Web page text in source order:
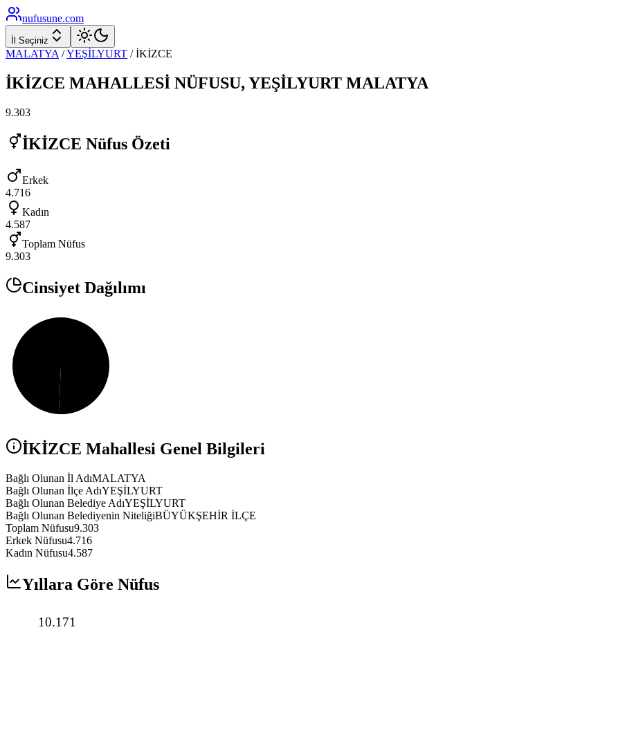
nufusune.com
İl Seçiniz
MALATYA /YEŞİLYURT /İKİZCE
İKİZCE MAHALLESİ NÜFUSU, YEŞİLYURT MALATYA
9.303
İKİZCE Nüfus Özeti
Erkek
4.716
Kadın
4.587
Toplam Nüfus
9.303
Cinsiyet Dağılımı
İKİZCE Mahallesi Genel Bilgileri
Bağlı Olunan İl AdıMALATYA
Bağlı Olunan İlçe AdıYEŞİLYURT
Bağlı Olunan Belediye AdıYEŞİLYURT
Bağlı Olunan Belediyenin NiteliğiBÜYÜKŞEHİR İLÇE
Toplam Nüfusu9.303
Erkek Nüfusu4.716
Kadın Nüfusu4.587
Yıllara Göre Nüfus
10.171